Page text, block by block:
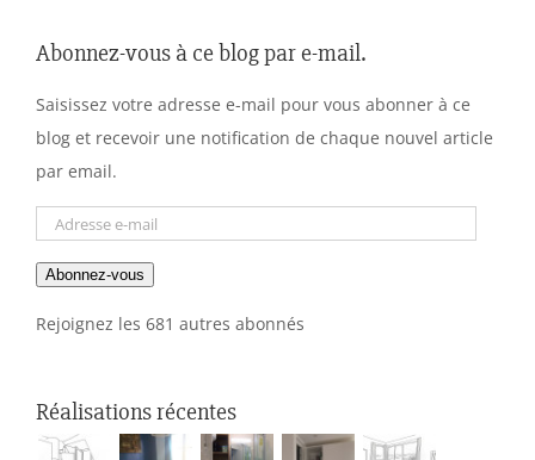
Abonnez-vous à ce blog par e-mail.
Saisissez votre adresse e-mail pour vous abonner à ce
blog et recevoir une notification de chaque nouvel article
par email.
Adresse
mail
Abonnez-vous
Rejoignez les 681 autres abonnés
Réalisations récentes